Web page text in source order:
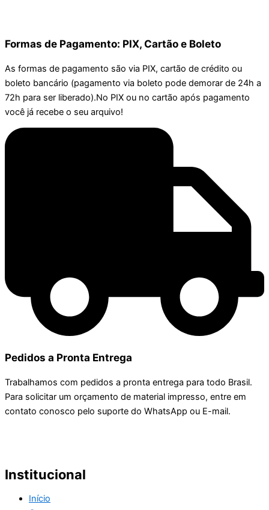
Formas de Pagamento: PIX, Cartão e Boleto
As formas de pagamento são via PIX, cartão de crédito ou
boleto bancário (pagamento via boleto pode demorar de 24h a
72h para ser liberado).No PIX ou no cartão após pagamento
você já recebe o seu arquivo!
Pedidos a Pronta Entrega
Trabalhamos com pedidos a pronta entrega para todo Brasil.
Para solicitar um orçamento de material impresso, entre em
contato conosco pelo suporte do WhatsApp ou E-mail.
Institucional
Início